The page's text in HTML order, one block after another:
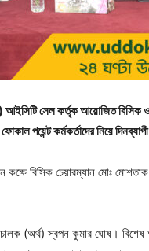
আইসিটি সেল কর্তৃক আয়োজিত বিসিক
পয়েন্ট কর্মকর্তাদের নিয়ে
বিসিক চেয়ারম্যান মোঃ
(অর্থ) স্বপন কুমার ঘোষ।